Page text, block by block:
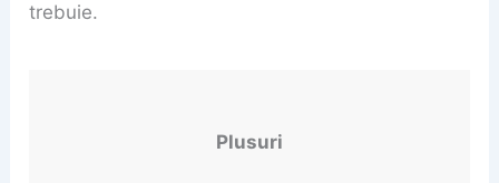
trebuie.
Plusuri